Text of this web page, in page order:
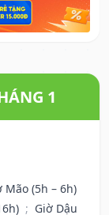
1
Mão (5h – 6h)
; Giờ Dậu